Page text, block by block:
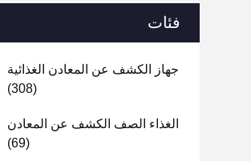
فئات
جهاز الكشف عن المعادن الغذائية
(308)
الغذاء الصف الكشف عن المعادن
(69)